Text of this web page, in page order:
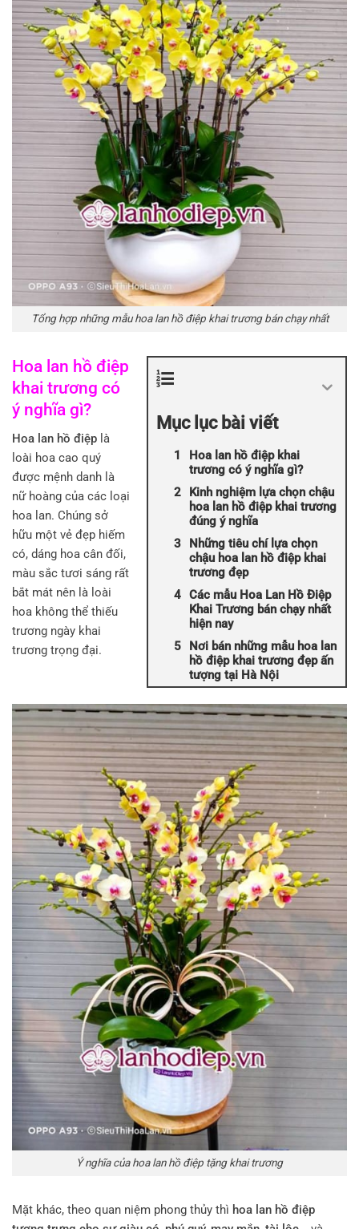
Tổng hợp những mẫu hoa lan hồ điệp khai trương bán chạy nhất
Mục lục bài viết
Hoa lan hồ điệp khai
trương có ý nghĩa gì?
Kinh nghiệm lựa chọn chậu
hoa lan hồ điệp khai trương
đúng ý nghĩa
Những tiêu chí lựa chọn
chậu hoa lan hồ điệp khai
trương đẹp
Các mẫu Hoa Lan Hồ Điệp
Khai Trương bán chạy nhất
hiện nay
Nơi bán những mẫu hoa lan
hồ điệp khai trương đẹp ấn
tượng tại Hà Nội
Hoa lan hồ điệp
khai trương có
ý nghĩa gì?
Hoa lan hồ điệp là
loài hoa cao quý
được mệnh danh là
nữ hoàng của các loại
hoa lan. Chúng sở
hữu một vẻ đẹp hiếm
có, dáng hoa cân đối,
màu sắc tươi sáng rất
bắt mát nên là loài
hoa không thể thiếu
trương ngày khai
trương trọng đại.
Ý nghĩa của hoa lan hồ điệp tặng khai trương
Mặt khác, theo quan niệm phong thủy thì hoa lan hồ điệp